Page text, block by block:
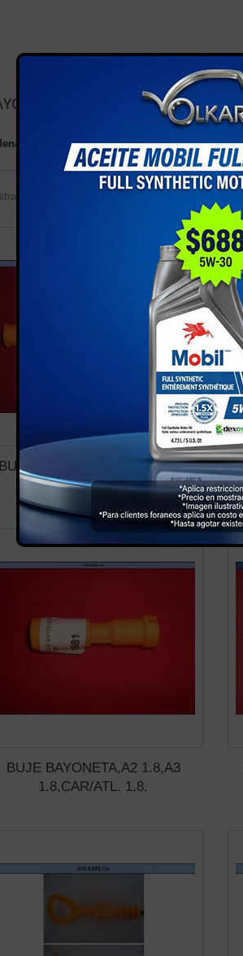
Y BUJES DE BAYONETA
por
1 - 9 de 9 items
BUJE BAYONETA,PASSAT 95-
96.
BUJE BAYONETA,A2 1.8,A3
1.8,CAR/ATL. 1.8.